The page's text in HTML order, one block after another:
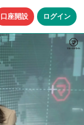
口座開設 ログイン